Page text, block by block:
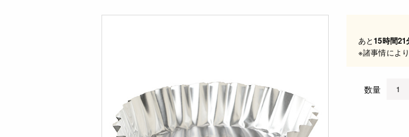
あと15時間21
※諸事情によ
数量